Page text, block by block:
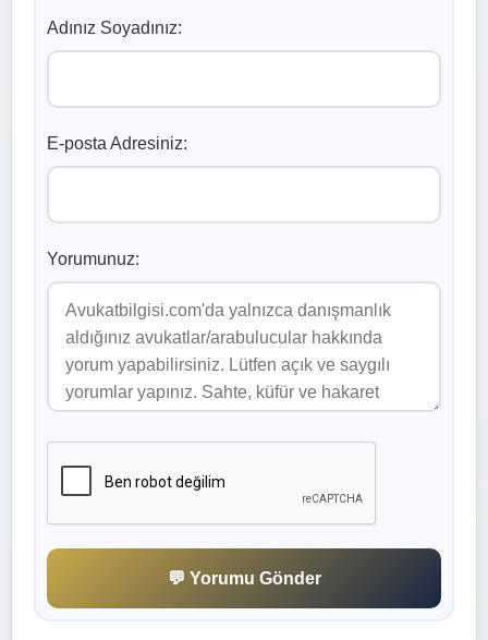
Adınız Soyadınız:
E-posta Adresiniz:
Yorumunuz:
💬 Yorumu Gönder